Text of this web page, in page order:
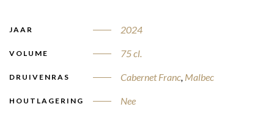
JAAR 2024
VOLUME 75 cl.
DRUIVENRAS Cabernet Franc, Malbec
HOUTLAGERING Nee